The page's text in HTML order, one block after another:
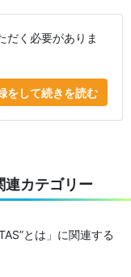
だく必要がありま
をして続きを読む
連カテゴリー
とは」に関連する